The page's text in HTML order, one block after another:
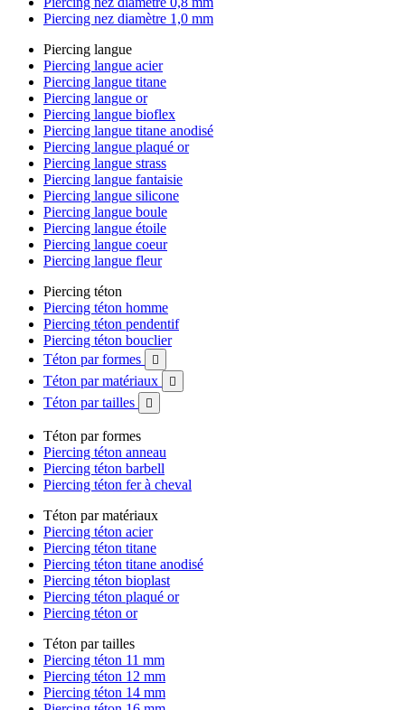
Piercing nez diamètre 1,0 mm
Piercing langue
Piercing langue acier
Piercing langue titane
Piercing langue or
Piercing langue bioflex
Piercing langue titane anodisé
Piercing langue plaqué or
Piercing langue strass
Piercing langue fantaisie
Piercing langue silicone
Piercing langue boule
Piercing langue étoile
Piercing langue coeur
Piercing langue fleur
Piercing téton
Piercing téton homme
Piercing téton pendentif
Piercing téton bouclier
Téton par formes

Téton par matériaux 
Téton par tailles 
Téton par formes
Piercing téton anneau
Piercing téton barbell
Piercing téton fer à cheval
Téton par matériaux
Piercing téton acier
Piercing téton titane
Piercing téton titane anodisé
Piercing téton bioplast
Piercing téton plaqué or
Piercing téton or
Téton par tailles
Piercing téton 11 mm
Piercing téton 12 mm
Piercing téton 14 mm